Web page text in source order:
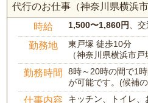
代行のお仕事（神奈川県横浜市
時給 1,500〜1,860円 、
勤務地
東戸塚 徒歩10分
（神奈川県横浜市戸
勤務時間
8時～20時の間で1
が可能です。(候補
仕事内容 キッチン、トイレ